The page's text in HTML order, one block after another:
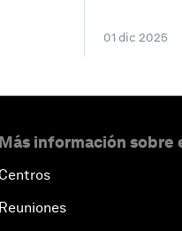
01 dic 2025
Más información sobre
Centros
Reuniones